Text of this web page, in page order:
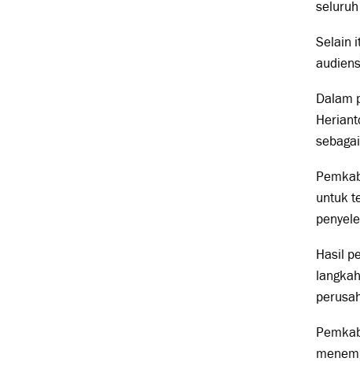
Selain
Dalam
untuk
Hasil